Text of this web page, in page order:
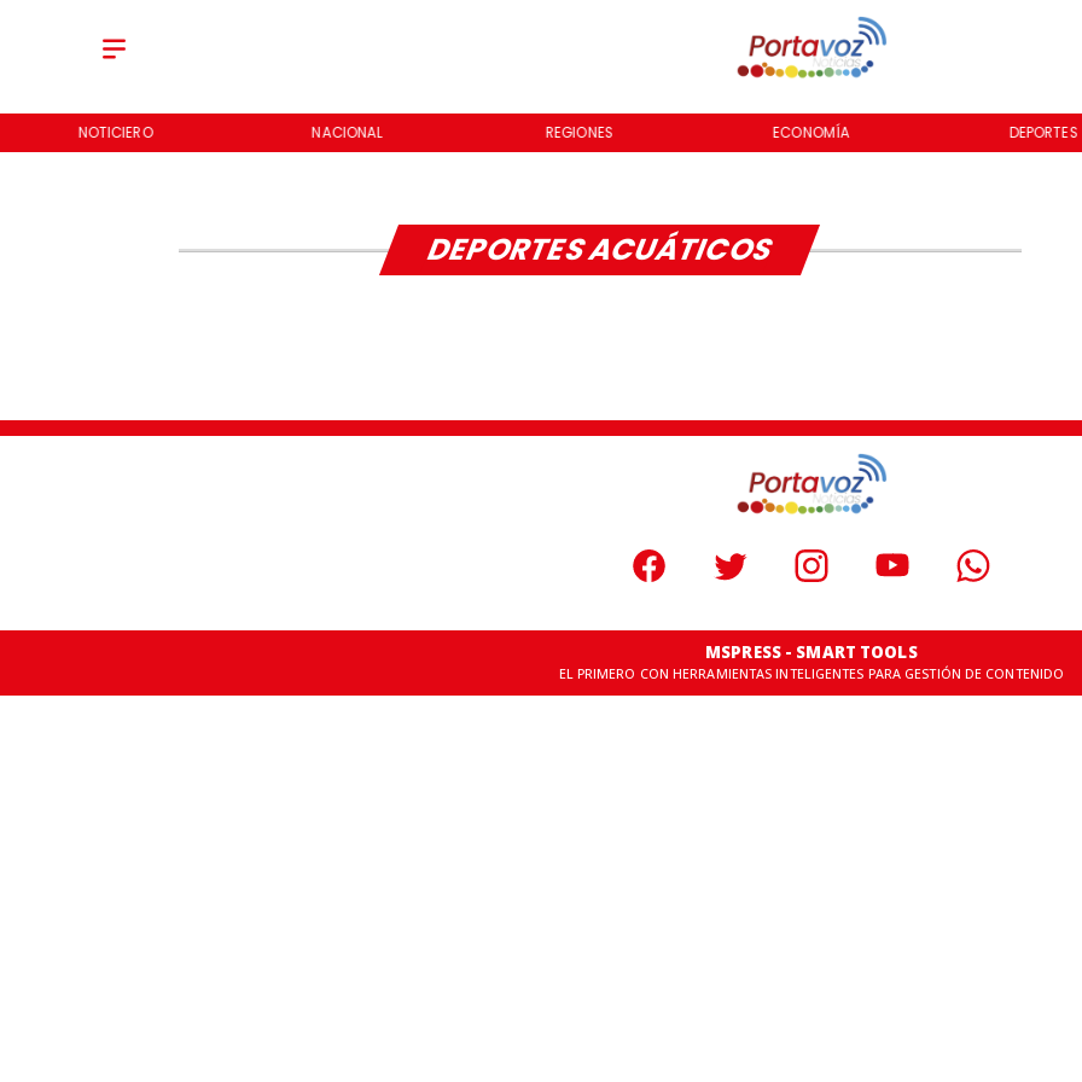
NOTICIERO NACIONAL REGIONES ECONOMÍA DEPORTES
DEPORTES ACUÁTICOS
MSPRESS - SMART TOOLS
EL PRIMERO CON HERRAMIENTAS INTELIGENTES PARA GESTIÓN DE CONTENIDO